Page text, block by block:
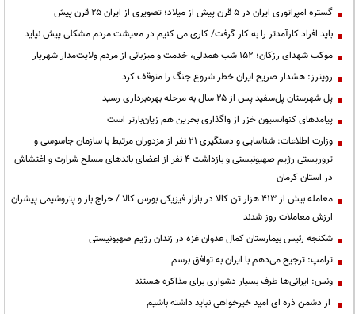
گستره امپراتوری ایران در ۵ قرن پیش از میلاد؛ تصویری از ایران ۲۵ قرن پیش
باید افراد کارآمدتر را به کار گرفت/ کاری می کنیم در معیشت مردم مشکلی پیش نیاید
موکب شهدای رزکان؛ ۱۵۲ شب همدلی، خدمت و میزبانی از مردم ولایت‌مدار شهریار
رویترز: هشدار صریح ایران خطر شروع جنگ را متوقف کرد
پل شهرستان پل‌سفید پس از ۲۵ سال به مرحله بهره‌برداری رسید
پیامدهای کنوانسیون خزر از واگذاری بحرین هم زیان‌بارتر است
وزارت اطلاعات: شناسایی و دستگیری ۲۱ نفر از مزدوران مرتبط با سازمان جاسوسی و
تروریستی رژیم صهیونیستی و بازداشت ۴ نفر از اعضای باندهای مسلح شرارت و اغتشاش
در استان کرمان
معامله بیش از ۴۱۳ هزار تن کالا در بازار فیزیکی بورس کالا / حراج باز و پتروشیمی پیشران
ارزش معاملات روز شدند
شکنجه رئیس بیمارستان کمال عدوان غزه در زندان رژیم صهیونیستی
ترامپ: ترجیح می‌دهم با ایران به توافق برسم
ونس: ایرانی‌ها طرف بسیار دشواری برای مذاکره هستند
از دشمن ذره ای امید خیرخواهی نباید داشته باشیم